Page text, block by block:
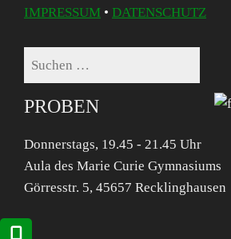
IMPRESSUM • DATENSCHUTZ
Suchen
PROBEN
Donnerstags, 19.45 - 21.45 Uhr
Aula des Marie Curie Gymnasiums
Görresstr. 5, 45657 Recklinghausen